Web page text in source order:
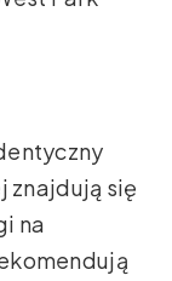
znajdują się
na